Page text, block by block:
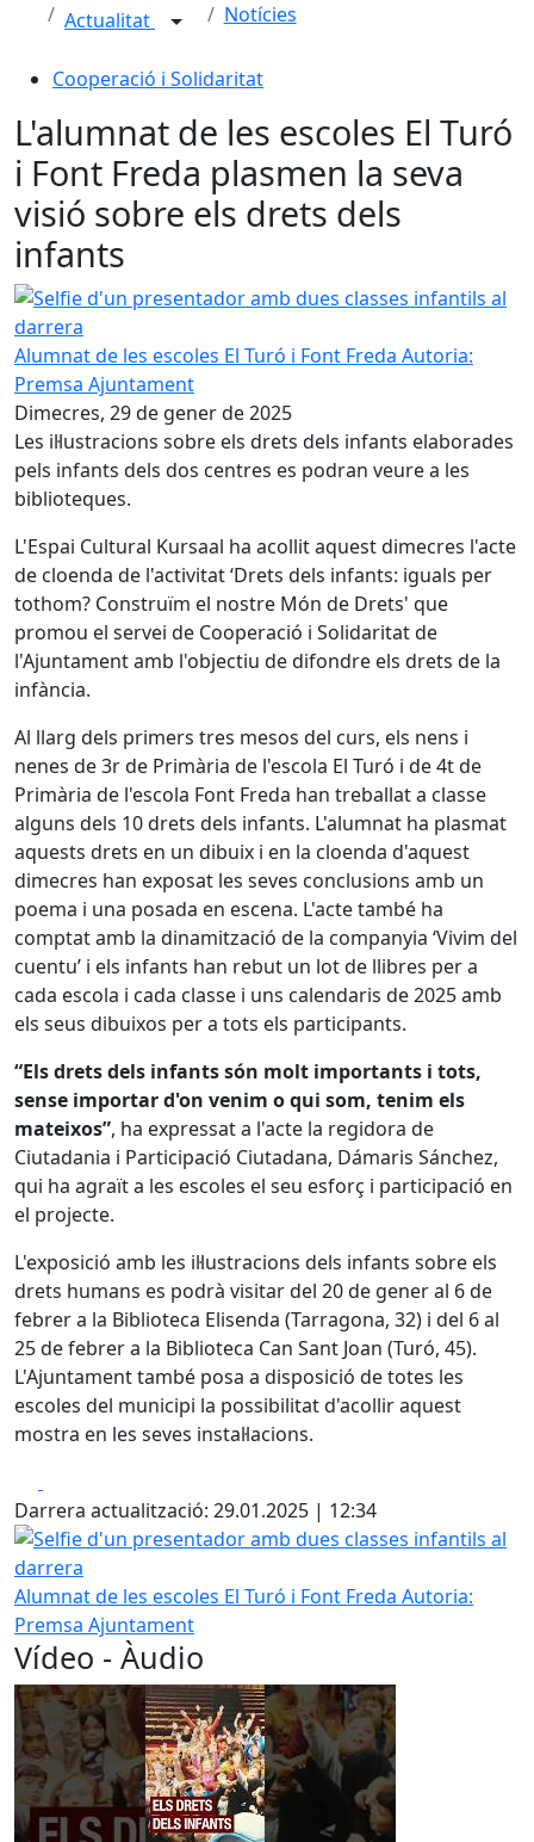
Actualitat Notícies
Cooperació i Solidaritat
L'alumnat de les escoles El Turó
i Font Freda plasmen la seva
visió sobre els drets dels
infants
Selfie d'un presentador amb dues classes infantils al
Alumnat de les escoles El Turó i Font Freda Autoria:
Premsa Ajuntament
Dimecres, 29 de gener de 2025
Les il·lustracions sobre els drets dels infants elaborades
pels infants dels dos centres es podran veure a les
biblioteques.
L'Espai Cultural Kursaal ha acollit aquest dimecres l'acte
de cloenda de l'activitat ‘Drets dels infants: iguals per
tothom? Construïm el nostre Món de Drets' que
promou el servei de Cooperació i Solidaritat de
l'Ajuntament amb l'objectiu de difondre els drets de la
infància.
Al llarg dels primers tres mesos del curs, els nens i
nenes de 3r de Primària de l'escola El Turó i de 4t de
Primària de l'escola Font Freda han treballat a classe
alguns dels 10 drets dels infants. L'alumnat ha plasmat
aquests drets en un dibuix i en la cloenda d'aquest
dimecres han exposat les seves conclusions amb un
poema i una posada en escena. L'acte també ha
comptat amb la dinamització de la companyia ‘Vivim del
cuentu’ i els infants han rebut un lot de llibres per a
cada escola i cada classe i uns calendaris de 2025 amb
els seus dibuixos per a tots els participants.
“Els drets dels infants són molt importants i tots,
sense importar d'on venim o qui som, tenim els
mateixos”, ha expressat a l'acte la regidora de
Ciutadania i Participació Ciutadana, Dámaris Sánchez,
qui ha agraït a les escoles el seu esforç i participació en
el projecte.
L'exposició amb les il·lustracions dels infants sobre els
drets humans es podrà visitar del 20 de gener al 6 de
febrer a la Biblioteca Elisenda (Tarragona, 32) i del 6 al
25 de febrer a la Biblioteca Can Sant Joan (Turó, 45).
L'Ajuntament també posa a disposició de totes les
escoles del municipi la possibilitat d'acollir aquest
mostra en les seves instal·lacions.
Darrera actualització: 29.01.2025 | 12:34
Selfie d'un presentador amb dues classes infantils al
Alumnat de les escoles El Turó i Font Freda Autoria:
Premsa Ajuntament
Vídeo - Àudio